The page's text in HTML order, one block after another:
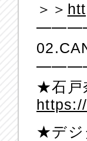
＞＞
★石戸
★デジ